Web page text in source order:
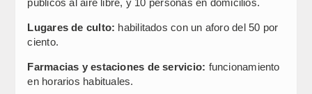
Lugares de culto: habilitados con un aforo del 50 por
ciento.
Farmacias y estaciones de servicio: funcionamiento
en horarios habituales.